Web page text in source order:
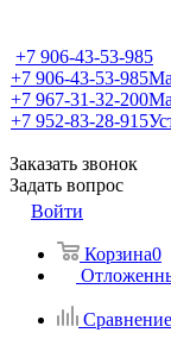
+7 906-43-53-985
+7 906-43-53-985
+7 967-31-32-200
+7 952-83-28-915
Заказать звонок
Задать вопрос
Войти
Корзина0